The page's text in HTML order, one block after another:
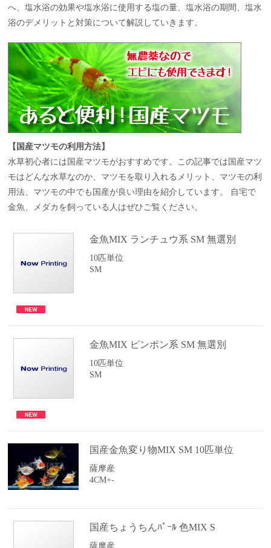
へ、塩水浴の効果や塩水浴に使用する塩の量、塩水浴の期間、塩水
浴のデメリットと対策について解説していきます。
【国産マツモの利用方法】
水草初心者には国産マツモがおすすめです。この記事では国産マツ
モはどんな水草なのか、マツモを取り入れるメリット、マツモの利
用法、マツモの中でも国産が良い理由を紹介しています。 自宅で
金魚、メダカを飼っている人はぜひご覧ください。
金魚MIX ランチュウ系 SM 無選別
10匹単位
SM
金魚MIX ピンポン系 SM 無選別
10匹単位
SM
国産金魚変り物MIX SM 10匹単位
薩摩産
4CM+-
国産ちょうちんﾊﾟｰﾙ 色MIX S
薩摩産